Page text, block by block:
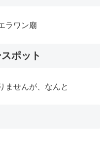
ラワン廟
ポット
ませんが、なんと